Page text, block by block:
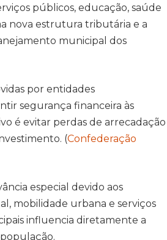
públicos, educação, saúde
nova estrutura tributária e a
municipal dos
por entidades
segurança financeira às
é evitar perdas de arrecadação
(Confederação
especial devido aos
mobilidade urbana e serviços
influencia diretamente a